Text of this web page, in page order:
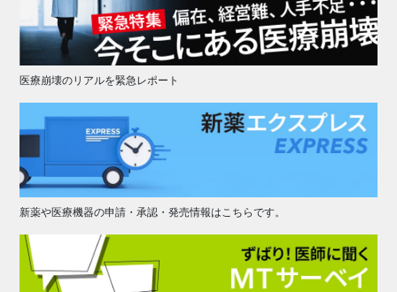
医療崩壊のリアルを緊急レポート
新薬や医療機器の申請・承認・発売情報はこちらです。